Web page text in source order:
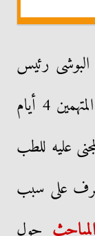
البوشى رئيس
نيابة مركز شرطة الخانكة، أمر بحبس المتهمين 4 أيام
عليه للطب
على سبب
حول